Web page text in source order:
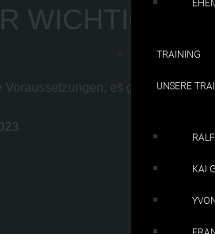
TRAINING
UNSERE
KAI
WICHTIG!
Voraussetzungen, es gehört genau